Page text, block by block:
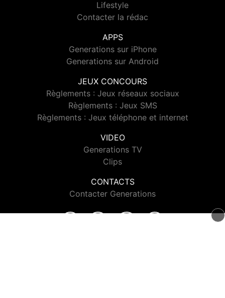
Lifestyle
Contacter la rédac
APPS
Generations sur iPhone
Generations sur Android
JEUX CONCOURS
Règlements : Jeux réseaux sociaux
Règlements : Jeux SMS
Règlements : Jeux téléphone et internet
VIDEO
Generations TV
Clips
CONTACTS
Contacter Generations